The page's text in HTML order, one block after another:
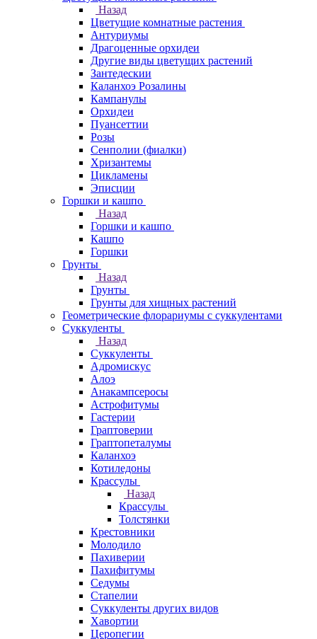
Назад
Цветущие комнатные растения
Антуриумы
Драгоценные орхидеи
Другие виды цветущих растений
Зантедескии
Каланхоэ Розалины
Кампанулы
Орхидеи
Пуансеттии
Розы
Сенполии (фиалки)
Хризантемы
Цикламены
Эписции
Горшки и кашпо
Назад
Горшки и кашпо
Кашпо
Горшки
Грунты
Назад
Грунты
Грунты для хищных растений
Геометрические флорариумы с суккулентами
Суккуленты
Назад
Суккуленты
Адромискус
Алоэ
Анакампсеросы
Астрофитумы
Гастерии
Граптоверии
Граптопеталумы
Каланхоэ
Котиледоны
Крассулы
Назад
Крассулы
Толстянки
Крестовники
Молодило
Пахиверии
Пахифитумы
Седумы
Стапелии
Суккуленты других видов
Хавортии
Церопегии